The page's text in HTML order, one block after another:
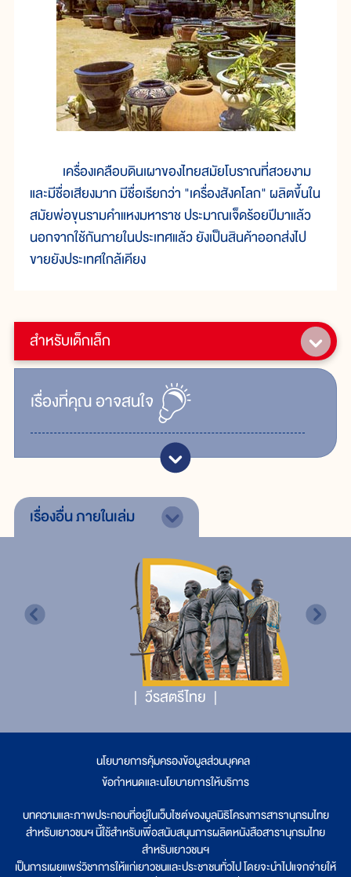
สำหรับเด็กเล็ก
เรื่ิองที่คุณอาจสนใจ
เครื่องเคลือบดินเผาของไทยสมัยโบราณที่สวยงาม
และมีชื่อเสียงมาก มีชื่อเรียกว่า "เครื่องสังคโลก" ผลิตขึ้นใน
สมัยพ่อขุนรามคำแหงมหาราช ประมาณเจ็ดร้อยปีมาแล้ว
นอกจากใช้กันภายในประเทศแล้ว ยังเป็นสินค้าออกส่งไป
ขายยังประเทศใกล้เคียง
เรื่องอื่นภายในเล่ม
วีรสตรีไทย
นโยบายการคุ้มครองข้อมูลส่วนบุคคล
ข้อกำหนดและนโยบายการให้บริการ
บทความและภาพประกอบที่อยู่ในเว็บไซต์ของมูลนิธิโครงการสารานุกรมไทย
สำหรับเยาวชนฯ นี้ใช้สำหรับเพื่อสนับสนุนการผลิตหนังสือสารานุกรมไทย
สำหรับเยาวชนฯ
เป็นการเผยแพร่วิชาการให้แก่เยาวชนและประชาชนทั่วไป โดยจะนำไปแจกจ่ายให้